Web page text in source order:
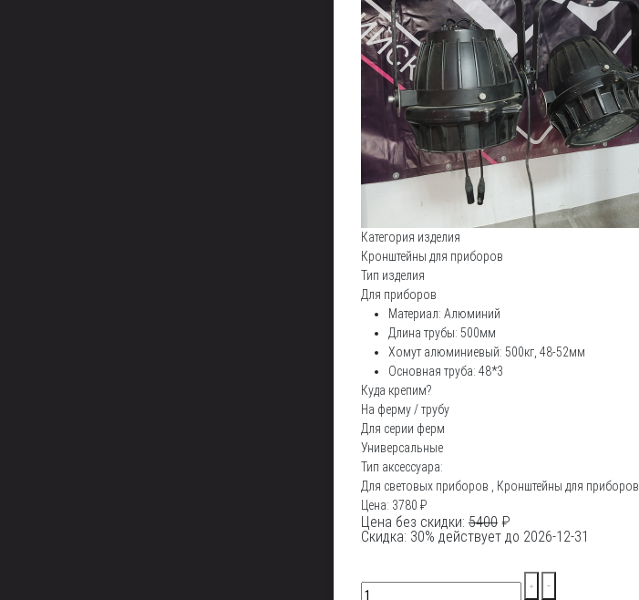
Категория изделия
Кронштейны для приборов
Тип изделия
Для приборов
Материал: Алюминий
Длина трубы: 500мм
Хомут алюминиевый: 500кг, 48-52мм
Основная труба: 48*3
Куда крепим?
На ферму / трубу
Для серии ферм
Универсальные
Тип аксессуара:
Для световых приборов
Кронштейны для приборов
Цена: 3780 ₽
Цена без скидки: 5400 ₽
Скидка: 30% действует до 2026-12-31